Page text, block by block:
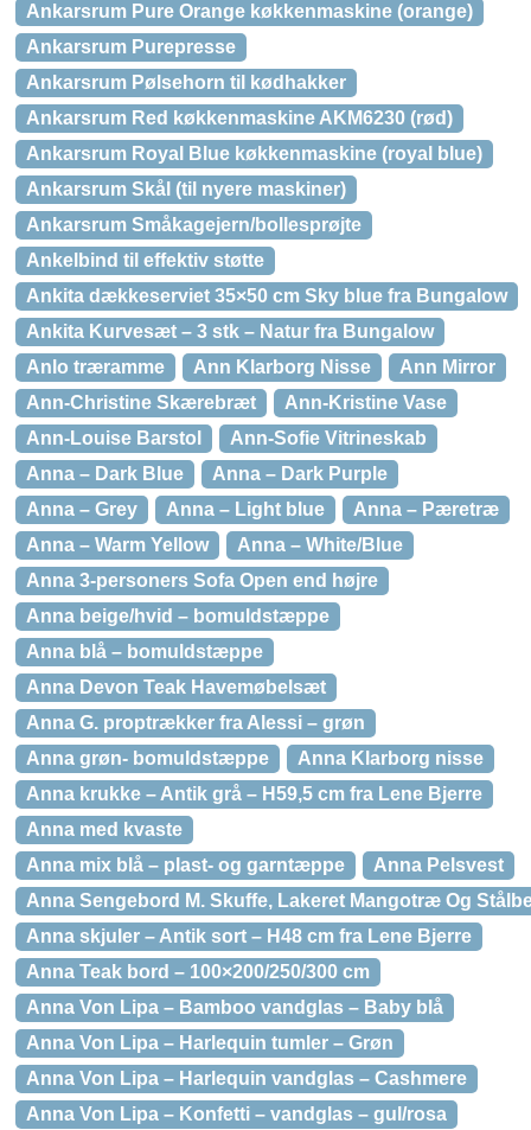
Ankarsrum Pure Orange køkkenmaskine (orange)
Ankarsrum Purepresse
Ankarsrum Pølsehorn til kødhakker
Ankarsrum Red køkkenmaskine AKM6230 (rød)
Ankarsrum Royal Blue køkkenmaskine (royal blue)
Ankarsrum Skål (til nyere maskiner)
Ankarsrum Småkagejern/bollesprøjte
Ankelbind til effektiv støtte
Ankita dækkeserviet 35×50 cm Sky blue fra Bungalow
Ankita Kurvesæt – 3 stk – Natur fra Bungalow
Anlo træramme
Ann Klarborg Nisse
Ann Mirror
Ann-Christine Skærebræt
Ann-Kristine Vase
Ann-Louise Barstol
Ann-Sofie Vitrineskab
Anna – Dark Blue
Anna – Dark Purple
Anna – Grey
Anna – Light blue
Anna – Pæretræ
Anna – Warm Yellow
Anna – White/Blue
Anna 3-personers Sofa Open end højre
Anna beige/hvid – bomuldstæppe
Anna blå – bomuldstæppe
Anna Devon Teak Havemøbelsæt
Anna G. proptrækker fra Alessi – grøn
Anna grøn- bomuldstæppe
Anna Klarborg nisse
Anna krukke – Antik grå – H59,5 cm fra Lene Bjerre
Anna med kvaste
Anna mix blå – plast- og garntæppe
Anna Pelsvest
Anna Sengebord M. Skuffe, Lakeret Mangotræ Og
Anna skjuler – Antik sort – H48 cm fra Lene Bjerre
Anna Teak bord – 100×200/250/300 cm
Anna Von Lipa – Bamboo vandglas – Baby blå
Anna Von Lipa – Harlequin tumler – Grøn
Anna Von Lipa – Harlequin vandglas – Cashmere
Anna Von Lipa – Konfetti – vandglas – gul/rosa